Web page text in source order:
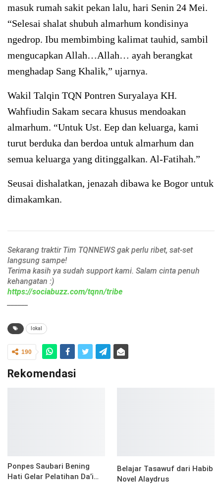
masuk rumah sakit pekan lalu, hari Senin 24 Mei.
“Selesai shalat shubuh almarhum kondisinya
ngedrop. Ibu membimbing kalimat tauhid, sambil
mengucapkan Allah…Allah… ayah berangkat
menghadap Sang Khalik,” ujarnya.
Wakil Talqin TQN Pontren Suryalaya KH.
Wahfiudin Sakam secara khusus mendoakan
almarhum. “Untuk Ust. Eep dan keluarga, kami
turut berduka dan berdoa untuk almarhum dan
semua keluarga yang ditinggalkan. Al-Fatihah.”
Seusai dishalatkan, jenazah dibawa ke Bogor untuk
dimakamkan.
Sekarang traktir Tim TQNNEWS gak perlu ribet, sat-set
langsung sampe!
Terima kasih ya sudah support kami. Salam cinta penuh
kehangatan :)
https://sociabuzz.com/tqnn/tribe
lokal
190
Rekomendasi
Ponpes Saubari Bening
Hati Gelar Pelatihan Da’i…
Belajar Tasawuf dari Habib
Novel Alaydrus